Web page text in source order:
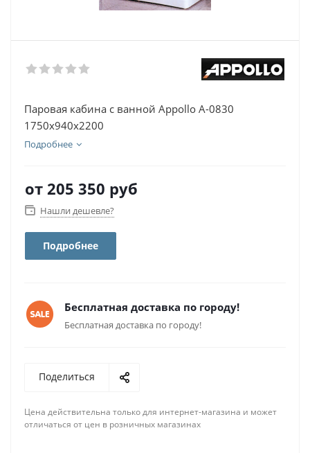
Паровая кабина с ванной Appollo А-0830
1750х940х2200
Подробнее
от 205 350 руб
Нашли дешевле?
Подробнее
Бесплатная доставка по городу!
Бесплатная доставка по городу!
Поделиться
Цена действительна только для интернет-магазина и может
отличаться от цен в розничных магазинах